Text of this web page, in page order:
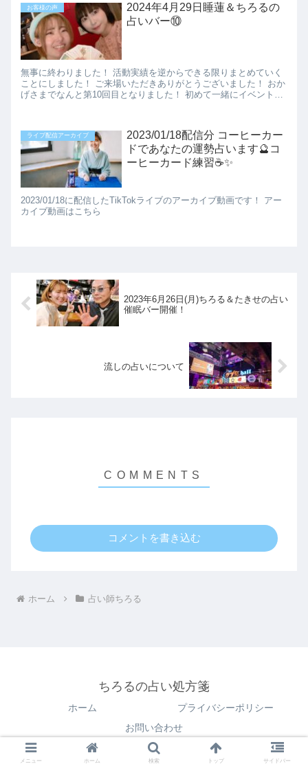
お客様の声
2024年4月29日睡蓮＆ちろるの
占いバー⑩
無事に終わりました！ 活動実績を逆からできる限りまとめていく
ことにしました！ ご来場いただきありがとうございました！ おか
げさまでなんと第10回目となりました！ 初めて一緒にイベントを
ライブ配信アーカイブ
2023/01/18配信分 コーヒーカー
ドであなたの運勢占います🔮コ
ーヒーカード練習☕✨️
2023/01/18に配信したTikTokライブのアーカイブ動画です！ アー
カイブ動画はこちら
2023年6月26日(月)ちろる＆たきせの占い
催眠バー開催！
流しの占いについて
コメントを書き込む
ホーム 占い師ちろる
ちろるの占い処方箋
ホーム
プライバシーポリシー
お問い合わせ
© 2022 ちろるの占い処方箋.
メニュー ホーム 検索 トップ サイドバー